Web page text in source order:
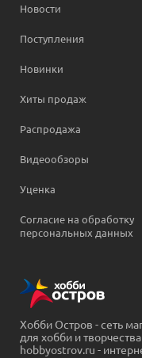
Новости
Поступления
Новинки
Хиты продаж
Распродажа
Видеообзоры
Уценка
Согласие на обработку
персональных данных
Хобби Остров - сеть
для хобби и творчества
hobbyostrov.ru -